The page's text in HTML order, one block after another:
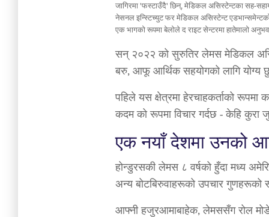
जागिरमा 'फस्टाउँदै' छिन्, मेडिकल असिस्टेन्टका सह-
नेसनल इन्स्टिच्युट फर मेडिकल असिस्टेन्ट
एक भागको रूपमा बेलोले द राइट सेन्टरमा हातेमालो अनुभव
सन् २०२२ को सुरुतिर लेमस मेडिकल
बरु, आफू आर्थिक सहयोगको लागि योग्य
पहिले यस क्षेत्रमा हेरचाहकर्ताको
कदम को रूपमा विचार गर्दछ - केहि कुरा
एक नयाँ देशमा उनको
होन्डुरसकी लेमस ८ वर्षको हुँदा मध्य
अन्य बोटबिरुवाहरूको उपचार गुणहरूको
आफ्नी हजुरआमाबाहेक, लेमससँग रोल